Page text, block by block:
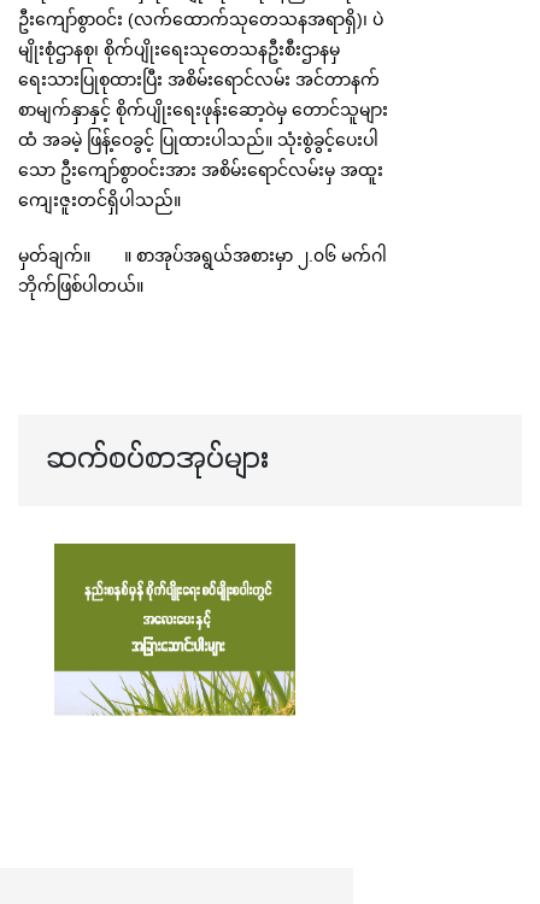
ဦးကျော်စွာဝင်း (လက်ထောက်သုတေသနအရာရှိ)၊ ပဲ
မျိုးစုံဌာနစု၊ စိုက်ပျိုးရေးသုတေသနဦးစီးဌာနမှ
ရေးသားပြုစုထားပြီး အစိမ်းရောင်လမ်း အင်တာနက်
စာမျက်နှာနှင့် စိုက်ပျိုးရေးဖုန်းဆော့ဝဲမှ တောင်သူများ
ထံ အခမဲ့ ဖြန့်ဝေခွင့် ပြုထားပါသည်။ သုံးစွဲခွင့်ပေးပါ
သော ဦးကျော်စွာဝင်းအား အစိမ်းရောင်လမ်းမှ အထူး
ကျေးဇူးတင်ရှိပါသည်။
မှတ်ချက်။       ။ စာအုပ်အရွယ်အစားမှာ ၂.၀၆ မက်ဂါ
ဘိုက်ဖြစ်ပါတယ်။
ဆက်စပ်စာအုပ်များ